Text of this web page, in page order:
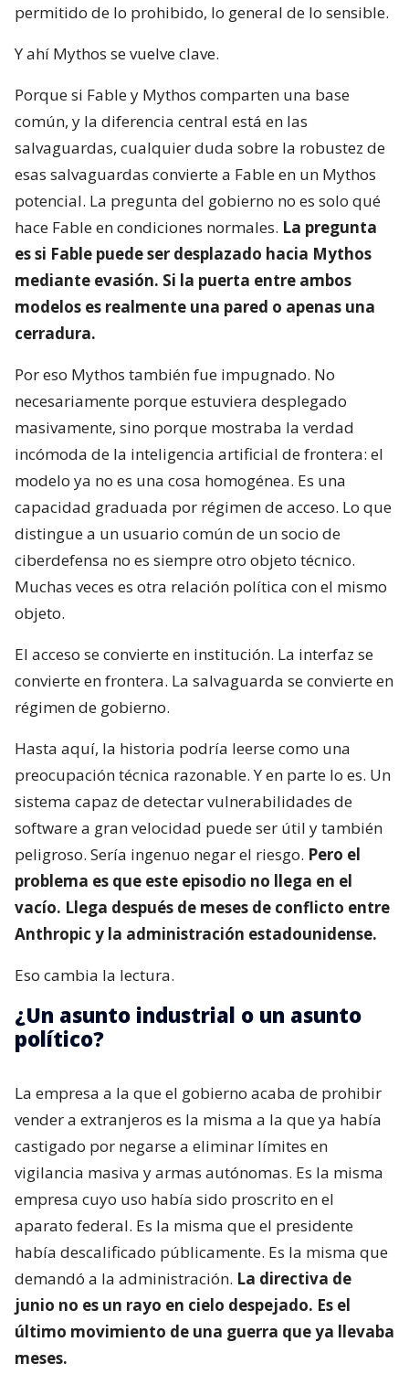
permitido de lo prohibido, lo general de lo sensible.
Y ahí Mythos se vuelve clave.
Porque si Fable y Mythos comparten una base
común, y la diferencia central está en las
salvaguardas, cualquier duda sobre la robustez de
esas salvaguardas convierte a Fable en un Mythos
potencial. La pregunta del gobierno no es solo qué
hace Fable en condiciones normales. La pregunta
es si Fable puede ser desplazado hacia Mythos
mediante evasión. Si la puerta entre ambos
modelos es realmente una pared o apenas una
cerradura.
Por eso Mythos también fue impugnado. No
necesariamente porque estuviera desplegado
masivamente, sino porque mostraba la verdad
incómoda de la inteligencia artificial de frontera: el
modelo ya no es una cosa homogénea. Es una
capacidad graduada por régimen de acceso. Lo que
distingue a un usuario común de un socio de
ciberdefensa no es siempre otro objeto técnico.
Muchas veces es otra relación política con el mismo
objeto.
El acceso se convierte en institución. La interfaz se
convierte en frontera. La salvaguarda se convierte en
régimen de gobierno.
Hasta aquí, la historia podría leerse como una
preocupación técnica razonable. Y en parte lo es. Un
sistema capaz de detectar vulnerabilidades de
software a gran velocidad puede ser útil y también
peligroso. Sería ingenuo negar el riesgo. Pero el
problema es que este episodio no llega en el
vacío. Llega después de meses de conflicto entre
Anthropic y la administración estadounidense.
Eso cambia la lectura.
¿Un asunto industrial o un asunto
político?
La empresa a la que el gobierno acaba de prohibir
vender a extranjeros es la misma a la que ya había
castigado por negarse a eliminar límites en
vigilancia masiva y armas autónomas. Es la misma
empresa cuyo uso había sido proscrito en el
aparato federal. Es la misma que el presidente
había descalificado públicamente. Es la misma que
demandó a la administración. La directiva de
junio no es un rayo en cielo despejado. Es el
último movimiento de una guerra que ya llevaba
meses.